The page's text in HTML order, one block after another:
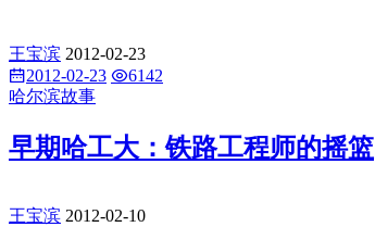
王宝滨 2012-02-23
2012-02-23
6142
哈尔滨故事
早期哈工大：铁路工程师的摇篮
王宝滨 2012-02-10